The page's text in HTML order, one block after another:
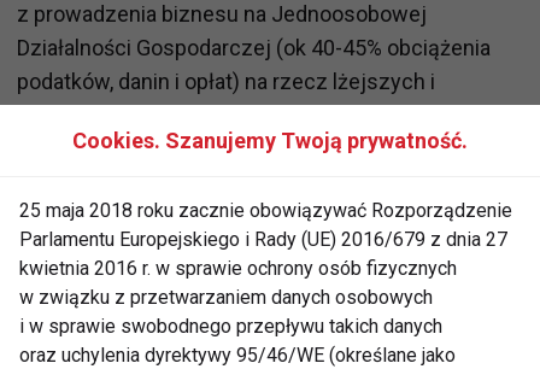
z prowadzenia biznesu na Jednoosobowej
Działalności Gospodarczej (ok 40-45% obciążenia
podatków, danin i opłat) na rzecz lżejszych i
prowadzenie klubów fitness jak np. Fundacja
podatku, a w wielu przypadkach poniżej 3%). Brak
obowiązkowego ZUSu dla właściciela, zwolnienie z
VAT czy brak podatku dochodowego, przy
zachowaniu wszystkich zalet prowadzenia biznesu i
zatrudnienia pracowników na normalnych umowach,
Cookies. Szanujemy Twoją prywatność.
25 maja 2018 roku zacznie obowiązywać Rozporządzenie
Parlamentu Europejskiego i Rady (UE) 2016/679 z dnia 27
kwietnia 2016 r. w sprawie ochrony osób fizycznych
w związku z przetwarzaniem danych osobowych
i w sprawie swobodnego przepływu takich danych
oraz uchylenia dyrektywy 95/46/WE (określane jako